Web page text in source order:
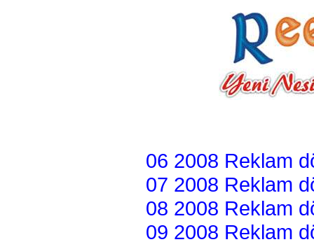
06 2008 Reklam
07 2008 Reklam
08 2008 Reklam
09 2008 Reklam